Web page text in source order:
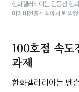
한화갤러리아는 김동선 한
미래비전총괄직에서 퇴임
100호점 속도
과제
한화갤러리아는 벤